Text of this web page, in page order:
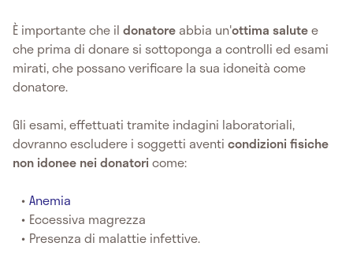
È importante che il donatore abbia un'ottima salutee
che prima di donare si sottoponga a controlli ed esami
mirati, che possano verificare la sua idoneità come
donatore.
Gli esami, effettuati tramite indagini laboratoriali,
dovranno escludere i soggetti aventi condizioni fisiche
non idonee nei donatoricome:
Anemia
Eccessiva magrezza
Presenza di malattie infettive.